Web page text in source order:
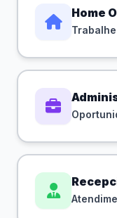
Home